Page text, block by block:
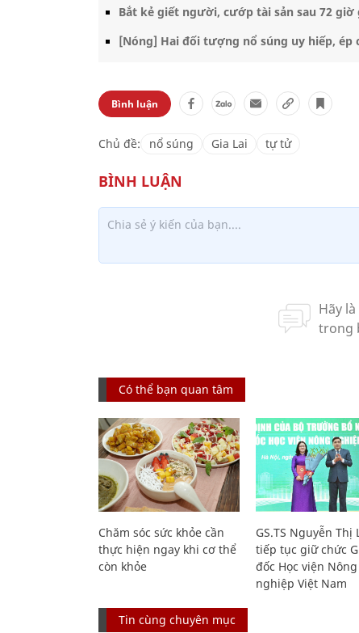
Bắt kẻ giết người, cướp tài sản sau 72 giờ
[Nóng] Hai đối tượng nổ súng uy hiếp, ép
Bình luận
Chủ đề: nổ súng Gia Lai tự tử
Có thể bạn quan tâm
Chăm sóc sức khỏe cần
thực hiện ngay khi cơ thể
còn khỏe
GS.TS Nguyễn Thị
tiếp tục giữ chức
đốc Học viện Nông
nghiệp Việt Nam
Tin cùng chuyên mục